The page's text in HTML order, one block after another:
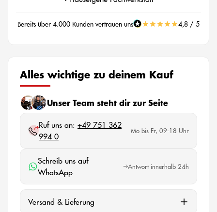
Bereits über 4.000 Kunden vertrauen uns 4,8 / 5
Alles wichtige zu deinem Kauf
Unser Team steht dir zur Seite
Ruf uns an: +49 751 362
994 0
Mo bis Fr, 09-18 Uhr
Schreib uns auf
WhatsApp
Antwort innerhalb 24h
Versand & Lieferung